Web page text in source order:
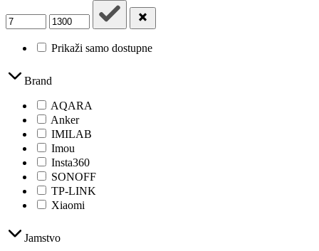
Prikaži samo dostupne
Brand
AQARA
Anker
IMILAB
Imou
Insta360
SONOFF
TP-LINK
Xiaomi
Jamstvo